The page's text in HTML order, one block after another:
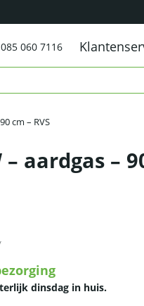
085 060 7116
cm – RVS
aardgas –
dinsdag in huis.